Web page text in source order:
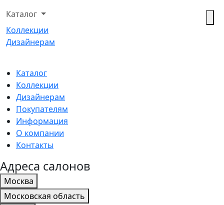
Каталог
Коллекции
Дизайнерам
Каталог
Коллекции
Дизайнерам
Покупателям
Информация
О компании
Контакты
Адреса салонов
Москва
Московская область